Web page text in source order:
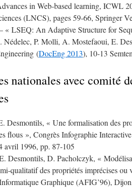
in Web-based learning, ICWL
(LNCS), pages 59-66, Springer
« LSEQ: An Adaptive Structure for
P. Molli, A. Mostefaoui, E.
(DocEng 2013), 10-13
nationales avec comité
Desmontils, « Une formalisation des
flous », Congrès Infographie
avril 1996, pp. 87-105
Desmontils, D. Pacholczyk, «
qualitatif des propriétés imprécises ou
Graphique (AFIG’96),